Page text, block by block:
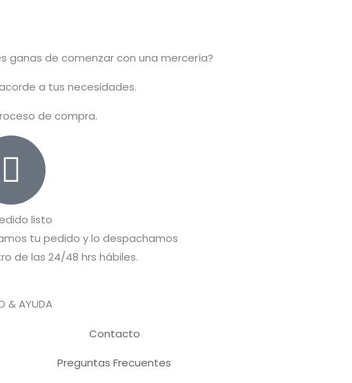
ganas de comenzar con una mercería?
a tus necesidades.
de compra.
listo
tu pedido y lo despachamos
de las 24/48 hrs hábiles.
& AYUDA
Contacto
Preguntas Frecuentes